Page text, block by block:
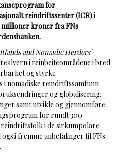
for
reindriftssenter (ICR) i
millioner kroner fra FNs
and Nomadic Herders´
i reinbeiteområdene i bred
og styrke
i nomadiske reindriftssamfunn
og globalisering.
samt utvikle og gjennomføre
for rundt 300
i de sirkumpolare
fremme anbefalinger til FNs